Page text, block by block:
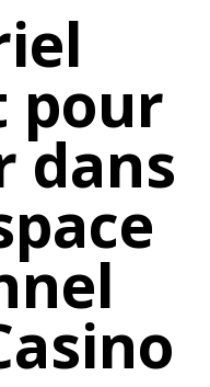
pour
dans